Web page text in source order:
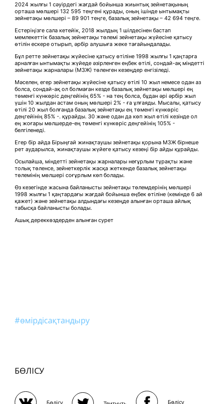
2024 жылғы 1 сәуірдегі жағдай бойынша жиынтық зейнетақының
орташа мөлшері 132 595 теңгені құрады, оның ішінде ынтымақты
зейнетақы мөлшері – 89 901 теңге, базалық зейнетақы – 42 694 теңге.
Естеріңізге сала кетейік, 2018 жылдың 1 шілдесінен бастап
мемлекеттік базалық зейнетақы төлемі зейнетақы жүйесіне қатысу
өтілін ескере отырып, әрбір алушыға жеке тағайындалады.
Бұл ретте зейнетақы жүйесіне қатысу өтіліне 1998 жылғы 1 қаңтарға
арналған ынтымақты жүйеде әзірленген еңбек өтілі, сондай-ақ міндетті
зейнетақы жарналары (МЗЖ) төленген кезеңдер енгізіледі.
Мәселен, егер зейнетақы жүйесіне қатысу өтілі 10 жыл немесе одан аз
болса, сондай-ақ ол болмаған кезде базалық зейнетақы мөлшері ең
төменгі күнкөріс деңгейінің 65% - на тең болса, бұдан әрі әрбір жыл
үшін 10 жылдан астам оның мөлшері 2% - ға ұлғаяды. Мысалы, қатысу
өтілі 20 жыл болғанда базалық зейнетақы ең төменгі күнкөріс
деңгейінің 85% -. құрайды. 30 және одан да көп жыл өтілі кезінде ол
ең жоғары мөлшерде-ең төменгі күнкөріс деңгейінің 105% -
белгіленеді.
Егер бір айда Бірыңғай жинақтаушы зейнетақы қорына МЗЖ бірнеше
рет аударылса, жинақтаушы жүйеге қатысу кезеңі бір айды құрайды.
Осылайша, міндетті зейнетақы жарналары неғұрлым тұрақты және
толық төленсе, зейнеткерлік жасқа жеткенде базалық зейнетақы
төлемінің мөлшері соғұрлым көп болады.
Өз кезегінде жасына байланысты зейнетақы төлемдерінің мөлшері
1998 жылғы 1 қаңтардағы жағдай бойынша еңбек өтіліне (кемінде 6 ай
қажет) және зейнетақы алдындағы кезеңде алынған орташа айлық
табысқа байланысты болады.
Ашық дереккөздерден алынған сурет
#өмірдісақтандыру
БӨЛІСУ
Бөлісу Бөлісу